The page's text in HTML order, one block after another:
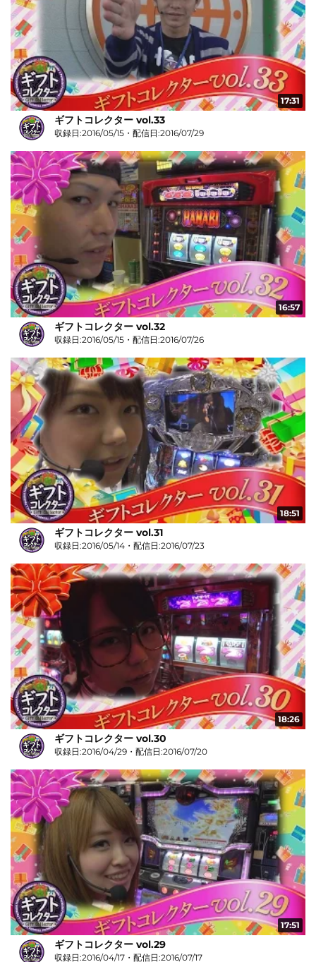
17:31
ギフトコレクター vol.33
収録日:2016/05/15・配信日:2016/07/29
16:57
ギフトコレクター vol.32
収録日:2016/05/15・配信日:2016/07/26
18:51
ギフトコレクター vol.31
収録日:2016/05/14・配信日:2016/07/23
18:26
ギフトコレクター vol.30
収録日:2016/04/29・配信日:2016/07/20
17:51
ギフトコレクター vol.29
収録日:2016/04/17・配信日:2016/07/17